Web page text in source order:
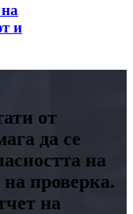
и
от
да се
на
проверка.
на